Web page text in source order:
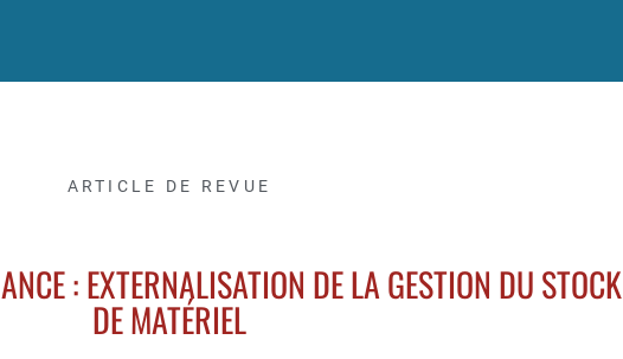
ARTICLE DE REVUE
: EXTERNALISATION DE LA GESTION DU STOCK
DE MATÉRIEL